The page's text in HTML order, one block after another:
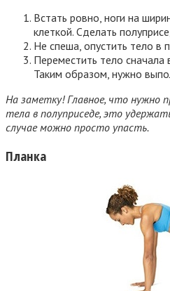
Встать ровно, ноги на
клеткой. Сделать
Не спеша, опустить тело в
Переместить тело сначала
Таким образом, нужно
На заметку! Главное, что нужно
тела в полуприседе, это
случае можно просто упасть.
Планка